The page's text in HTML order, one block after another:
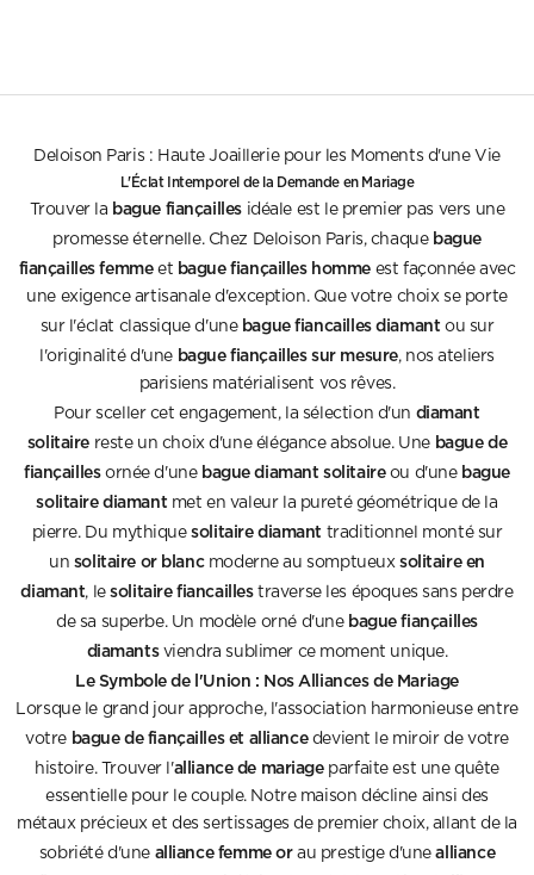
Deloison Paris : Haute Joaillerie pour les Moments d'une Vie
L'Éclat Intemporel de la Demande en Mariage
Trouver la bague fiançaillesidéale est le premier pas vers une
promesse éternelle. Chez Deloison Paris, chaque bague
fiançailles femmeet bague fiançailles homme est façonnée avec
une exigence artisanale d'exception. Que votre choix se porte
sur l'éclat classique d'une bague fiancailles diamant ou sur
l'originalité d'une bague fiançailles sur mesure, nos ateliers
parisiens matérialisent vos rêves.
Pour sceller cet engagement, la sélection d'un diamant
solitaire reste un choix d'une élégance absolue. Une bague de
fiançaillesornée d'une bague diamant solitaireou d'une bague
solitaire diamant met en valeur la pureté géométrique de la
pierre. Du mythiquesolitaire diamant traditionnel monté sur
un solitaire or blancmoderne au somptueux solitaire en
diamant, lesolitaire fiancaillestraverse les époques sans perdre
de sa superbe. Un modèle orné d'une bague fiançailles
diamantsviendra sublimer ce moment unique.
Le Symbole de l'Union : Nos Alliances de Mariage
Lorsque le grand jour approche, l'association harmonieuse entre
votre bague de fiançailles et alliancedevient le miroir de votre
histoire. Trouver l'alliance de mariageparfaite est une quête
essentielle pour le couple. Notre maison décline ainsi des
métaux précieux et des sertissages de premier choix, allant de la
sobriété d'une alliance femme orau prestige d'unealliance